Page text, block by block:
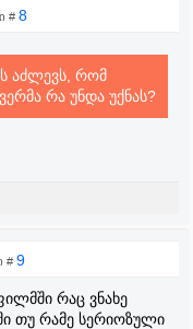
# 8
აძლევს, რომ
რა უნდა უქნას?
# 9
რაც ვნახე
თუ რამე სერიოზული